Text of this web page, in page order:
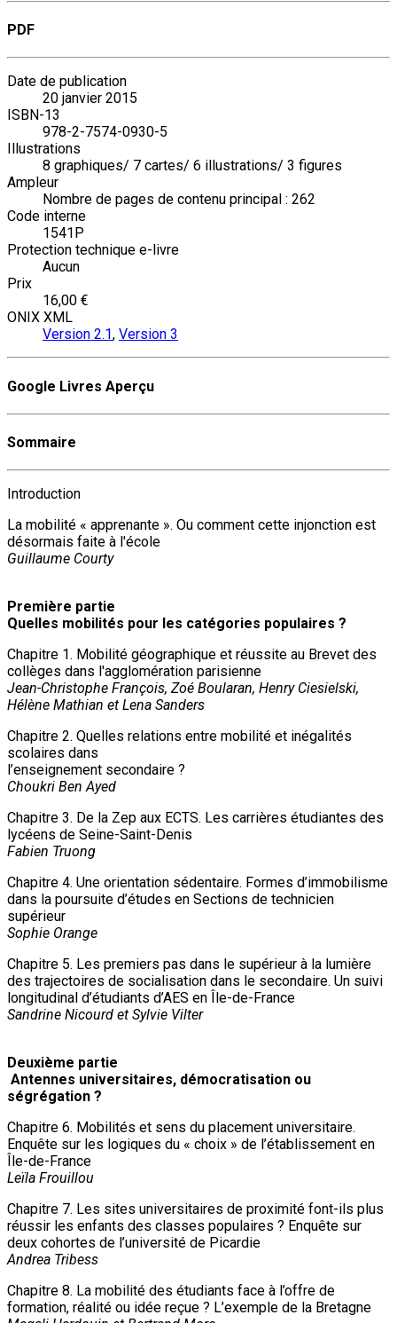
PDF
Date de publication
20 janvier 2015
ISBN-13
978-2-7574-0930-5
Illustrations
8 graphiques/ 7 cartes/ 6 illustrations/ 3 figures
Ampleur
Nombre de pages de contenu principal : 262
Code interne
1541P
Protection technique e-livre
Aucun
Prix
16,00 €
ONIX XML
Version 2.1, Version 3
Google Livres Aperçu
Sommaire
Introduction
La mobilité « apprenante ». Ou comment cette injonction est
désormais faite à l'école
Guillaume Courty
Première partie
Quelles mobilités pour les catégories populaires ?
Chapitre 1. Mobilité géographique et réussite au Brevet des
collèges dans l'agglomération parisienne
Jean-Christophe François, Zoé Boularan, Henry Ciesielski,
Hélène Mathian et Lena Sanders
Chapitre 2. Quelles relations entre mobilité et inégalités
scolaires dans
l’enseignement secondaire ?
Choukri Ben Ayed
Chapitre 3. De la Zep aux ECTS. Les carrières étudiantes des
lycéens de Seine-Saint-Denis
Fabien Truong
Chapitre 4. Une orientation sédentaire. Formes d’immobilisme
dans la poursuite d’études en Sections de technicien
supérieur
Sophie Orange
Chapitre 5. Les premiers pas dans le supérieur à la lumière
des trajectoires de socialisation dans le secondaire. Un suivi
longitudinal d’étudiants d’AES en Île-de-France
Sandrine Nicourd et Sylvie Vilter
Deuxième partie
Antennes universitaires, démocratisation ou
ségrégation ?
Chapitre 6. Mobilités et sens du placement universitaire.
Enquête sur les logiques du « choix » de l’établissement en
Île-de-France
Leïla Frouillou
Chapitre 7. Les sites universitaires de proximité font-ils plus
réussir les enfants des classes populaires ? Enquête sur
deux cohortes de l’université de Picardie
Andrea Tribess
Chapitre 8. La mobilité des étudiants face à l’offre de
formation, réalité ou idée reçue ? L’exemple de la Bretagne